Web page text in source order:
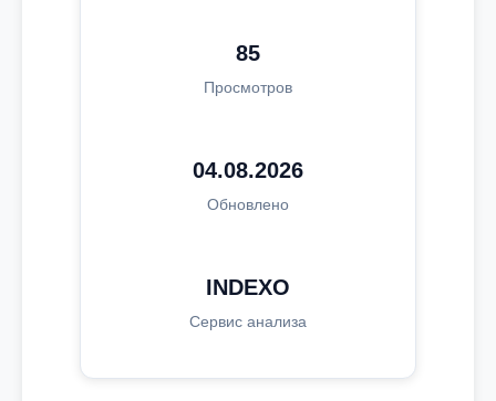
85
Просмотров
04.08.2026
Обновлено
INDEXO
Сервис анализа